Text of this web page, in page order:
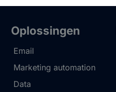
Oplossingen
Email
Marketing automation
Data